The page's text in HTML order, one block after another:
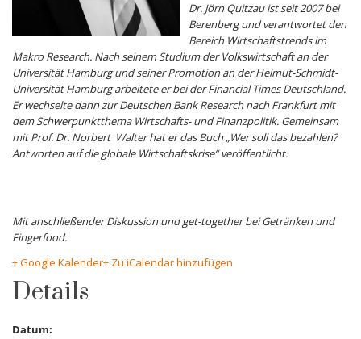
Dr. Jörn Quitzau ist seit 2007 bei
Berenberg und verantwortet den
Bereich Wirtschaftstrends im
Makro Research. Nach seinem Studium der Volkswirtschaft an der
Universität Hamburg und seiner Promotion an der Helmut-Schmidt-
Universität Hamburg arbeitete er bei der Financial Times Deutschland.
Er wechselte dann zur Deutschen Bank Research nach Frankfurt mit
dem Schwerpunktthema Wirtschafts- und Finanzpolitik. Gemeinsam
mit Prof. Dr. Norbert Walter hat er das Buch „Wer soll das bezahlen?
Antworten auf die globale Wirtschaftskrise“ veröffentlicht.
Mit anschließender Diskussion und get-together bei Getränken und
Fingerfood.
+ Google Kalender+ Zu iCalendar hinzufügen
Details
Datum: